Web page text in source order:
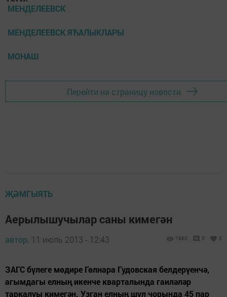
МЕНДЕЛЕЕВСК
МЕНДЕЛЕЕВСК ЯЋАЛЫКЛАРЫ
МОНАШ
Перейти на страницу новости
ҖӘМГЫЯТЬ
Аерылышучылар саны кимегән
автор, 11 июль 2013 - 12:43 1860 0 0
ЗАГС бүлеге мөдире Гөлнара Гудовская белдерүенчә,
агымдагы елның икенче кварталында гаиләләр
таркалуы кимегән. Узган елның шул чорында 45 пар